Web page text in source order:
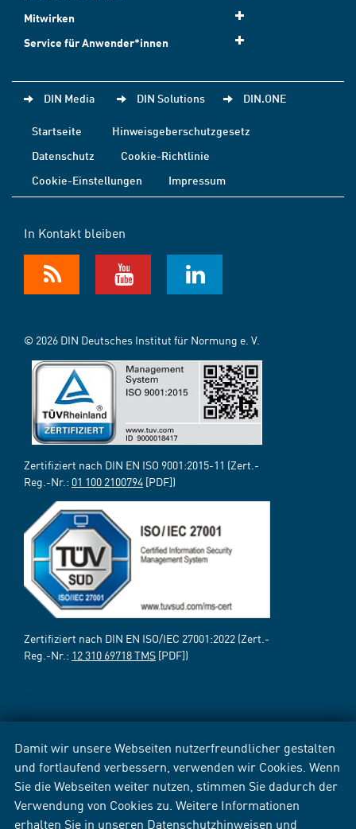
Damit wir unsere Webseiten nutzerfreundlicher gestalten
und fortlaufend verbessern, verwenden wir Cookies. Wenn
Sie die Webseiten weiter nutzen, stimmen Sie dadurch der
Verwendung von Cookies zu. Weitere Informationen
erhalten Sie in unseren Datenschutzhinweisen und
Mitwirken
Service für Anwender*innen
DIN Media DIN Solutions DIN.ONE
Startseite
Hinweisgeberschutzgesetz
Datenschutz
Cookie-Richtlinie
Cookie-Einstellungen
Impressum
In Kontakt bleiben
© 2026 DIN Deutsches Institut für Normung e. V.
Zertifiziert nach DIN EN ISO 9001:2015-11 (Zert.-
Reg.-Nr.: 01 100 2100794 [PDF])
Zertifiziert nach DIN EN ISO/IEC 27001:2022 (Zert.-
Reg.-Nr.: 12 310 69718 TMS [PDF])